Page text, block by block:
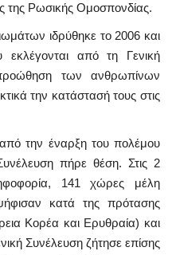
της Ρωσικής Ομοσπονδίας.
ιδρύθηκε το 2006 και
από τη Γενική
των ανθρωπίνων
την κατάστασή τους στις
την έναρξη του πολέμου
πήρε θέση. Στις 2
141 χώρες μέλη
κατά της πρότασης
Κορέα και Ερυθραία) και
Συνέλευση ζήτησε επίσης